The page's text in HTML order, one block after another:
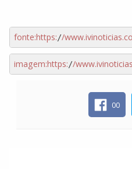
fonte:https://
imagem:https://
00